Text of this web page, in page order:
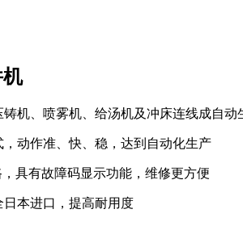
机、喷雾机、给汤机及冲床连线成自动
，动作准、快、稳，达到自动化生产
具有故障码显示功能，维修更方便
本进口，提高耐用度